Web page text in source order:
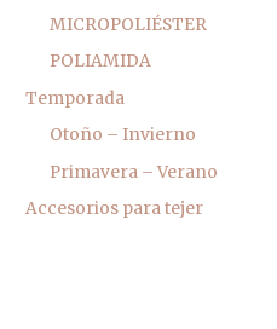
MICROPOLIÉSTER
POLIAMIDA
Temporada
Otoño – Invierno
Primavera – Verano
Accesorios para tejer